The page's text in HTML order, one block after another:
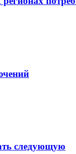
следующую